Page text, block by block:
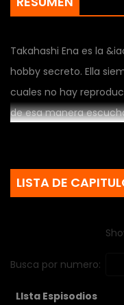
Takahashi Ena es la
hobby secreto. Ella
cuales no hay
de esa manera
compa&ntilde;eros de
son m&aacute;s
enterarse de una
LISTA DE
Busca por numero:
LIsta Espisodios